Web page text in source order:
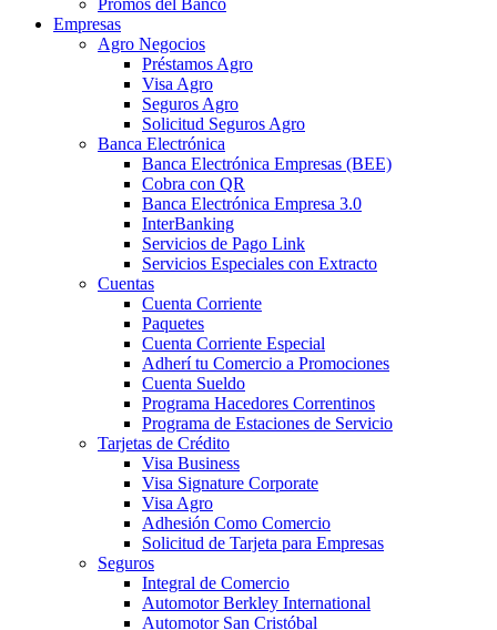
Promos del Banco
Empresas
Agro Negocios
Préstamos Agro
Visa Agro
Seguros Agro
Solicitud Seguros Agro
Banca Electrónica
Banca Electrónica Empresas (BEE)
Cobra con QR
Banca Electrónica Empresa 3.0
InterBanking
Servicios de Pago Link
Servicios Especiales con Extracto
Cuentas
Cuenta Corriente
Paquetes
Cuenta Corriente Especial
Adherí tu Comercio a Promociones
Cuenta Sueldo
Programa Hacedores Correntinos
Programa de Estaciones de Servicio
Tarjetas de Crédito
Visa Business
Visa Signature Corporate
Visa Agro
Adhesión Como Comercio
Solicitud de Tarjeta para Empresas
Seguros
Integral de Comercio
Automotor Berkley International
Automotor San Cristóbal